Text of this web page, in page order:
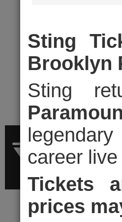
Sting
Brooklyn
Sting
career
Tickets
prices